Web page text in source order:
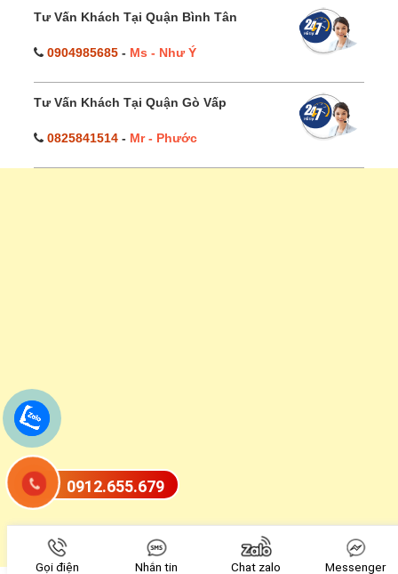
Tư Vấn Khách Tại Quận Bình Tân
0904985685 - Ms - Như Ý
Tư Vấn Khách Tại Quận Gò Vấp
0825841514 - Mr - Phước
0912.655.679
Gọi điện Nhắn tin Chat zalo Messenger